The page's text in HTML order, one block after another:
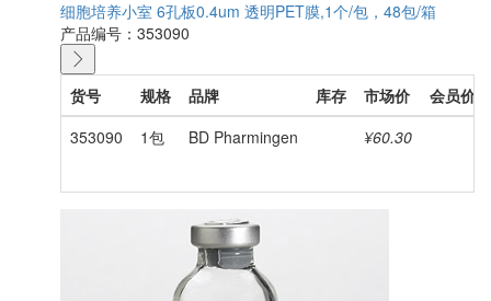
细胞培养小室 6孔板0.4um 透明PET膜,1个/包，48包/箱
产品编号：353090
货号 规格 品牌 库存 市场价
会员价
353090
1包 BD Pharmingen ¥60.30